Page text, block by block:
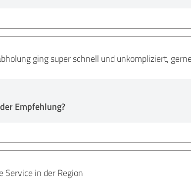
ging super schnell und unkompliziert,
Empfehlung?
in der Region